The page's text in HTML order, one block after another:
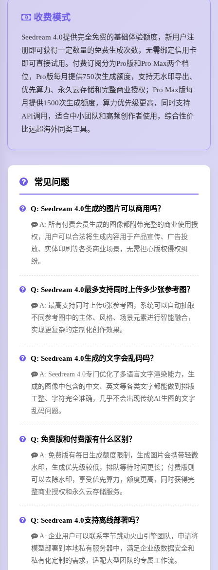
收费模式
Seedream 4.0提供完全免费的基础体验额度，新用户注
册即可获得一定数量的免费生成次数，无需绑定信用卡
即可直接试用。付费订阅分为Pro版和Pro Max两个档
位，Pro版每月提供750次生成额度，支持无水印导出、
优先算力、永久云存储和完整商业授权；Pro Max版每
月提供1500次生成额度，算力优先级更高，同时支持
API调用，适合中小团队和高频创作者使用，综合性价
比远超海外同类工具。
常见问题
Q: Seedream 4.0生成的图片可以商用吗？
A: 所有付费会员生成的图像都附带完整的商业使用授
权，用户可以合法将生成内容用于产品宣传、广告投
放、实体印刷等各类商业场景，无需担心版权侵权纠
纷。
Q: Seedream 4.0最多支持同时上传多少张参考图？
A: 最高支持同时上传6张参考图，系统可以自动抽取
不同参考图中的主体、风格、场景元素进行智能融合，
实现更复杂的定制化创作效果。
Q: Seedream 4.0生成的文字会乱码吗？
A: Seedream 4.0专门优化了多语言文字渲染能力，生
成的图像中包含的中文、英文等各类文字都能做到排版
工整、字符完全准确，几乎不会出现传统AI生图的文字
乱码问题。
Q: 免费版和付费版有什么区别？
A: 免费版有每日生成额度限制，生成图片会携带轻微
水印，生成优先级较低，排队等待时间更长；付费版则
可以去除水印，享受优先算力，额度更高，同时获得完
整商业授权和永久云存储服务。
Q: Seedream 4.0支持离线部署吗？
A: 企业用户可以联系字节跳动火山引擎团队，申请将
模型部署到本地私有服务器中，满足企业级数据安全和
私有化定制的需求，适配大型团队的专属工作流。